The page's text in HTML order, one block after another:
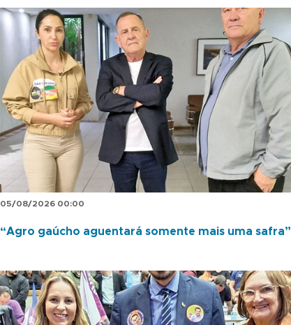
05/08/2026 00:00
“Agro gaúcho aguentará somente mais uma safra”